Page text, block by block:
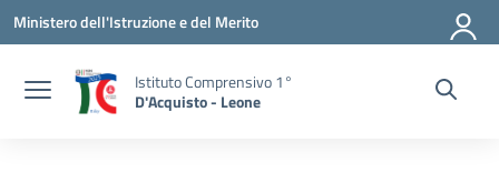
Vai ai contenuti
Vai al menu di navigazione
Vai al footer
Ministero dell'Istruzione e del Merito
Istituto Comprensivo 1°
D'Acquisto - Leone